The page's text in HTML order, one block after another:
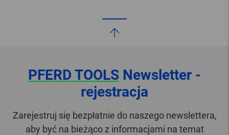
PFERD TOOLS Newsletter -
rejestracja
Zarejestruj się bezpłatnie do naszego newslettera,
aby być na bieżąco z informacjami na temat